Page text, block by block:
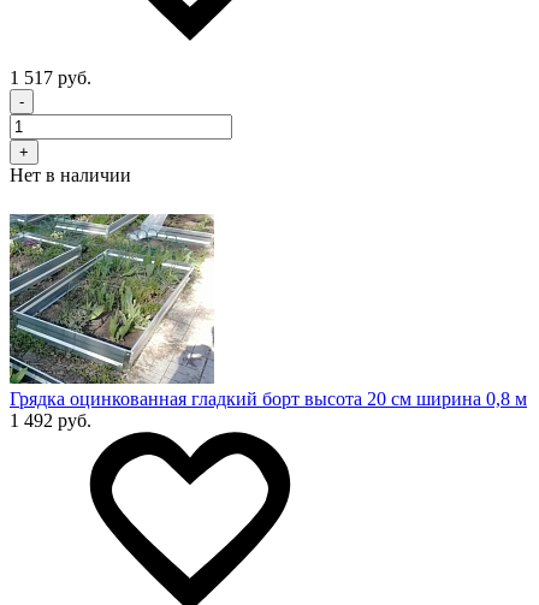
1 517 руб.
-
+
Нет в наличии
Грядка оцинкованная гладкий борт высота 20 см ширина 0,8 м
1 492 руб.